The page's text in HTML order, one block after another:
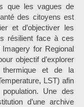
que les vagues de
des citoyens est
et d’objectiver les
résilient face à ces
for Regional
objectif d’explorer
thermique et de la
LST) afin
Une des
d’une archive